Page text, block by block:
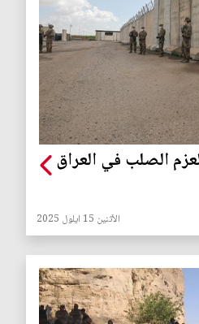
الصلب في العراق
الأثنين 15 ايلول 2025